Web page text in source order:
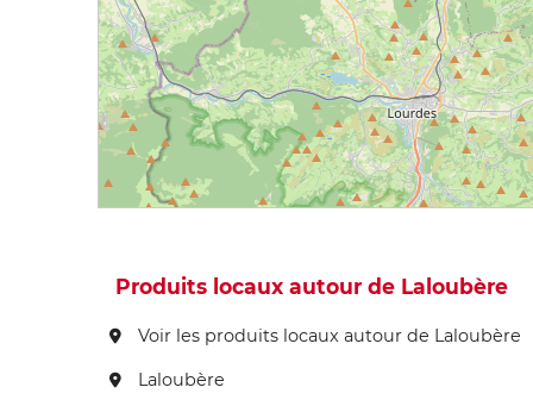
Produits locaux autour de Laloubère
Voir les produits locaux autour de Laloubère
Laloubère